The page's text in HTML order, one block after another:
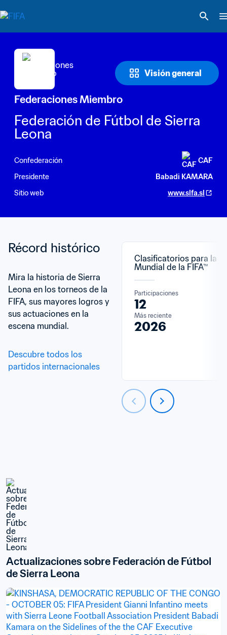
Visión general
Federaciones Miembro
Federación de Fútbol de Sierra
Leona
Confederación
CAF
Presidente
Babadi KAMARA
Sitio web
www.slfa.sl
Récord histórico
Mira la historia de Sierra
Leona en los torneos de la
FIFA, sus mayores logros y
sus actuaciones en la
escena mundial.
Descubre todos los
partidos internacionales
Clasificatorios para la
Mundial de la FIFA™
Participaciones
12
Más reciente
2026
Actualizaciones sobre Federación de Fútbol
de Sierra Leona